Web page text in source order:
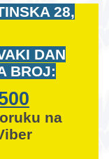
28,
DAN
BROJ:
na